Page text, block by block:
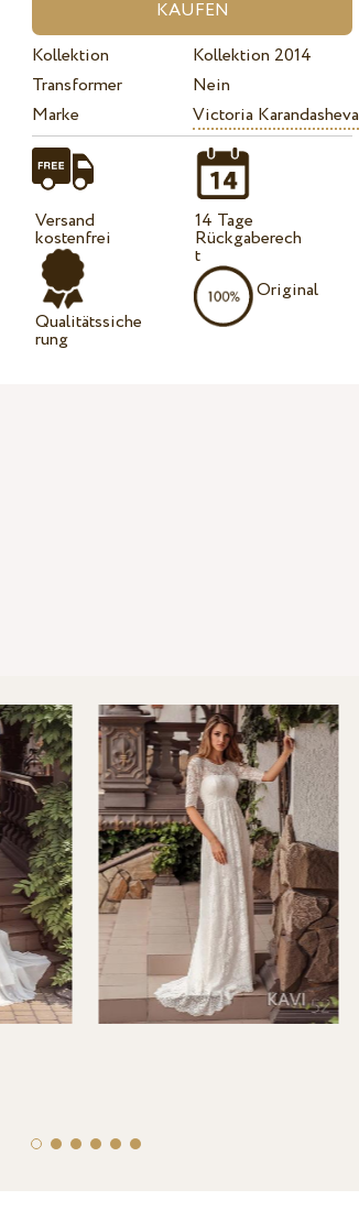
Kollektion
Kollektion 2014
Transformer
Nein
Marke
Victoria Karandasheva
Versand
kostenfrei
Qualitätssiche
rung
14 Tage
Rückgaberech
t
Original